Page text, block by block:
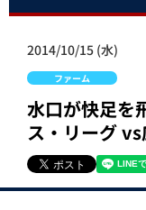
2014/10/15 (水)
ファーム
水口が快足を
ス・リーグ